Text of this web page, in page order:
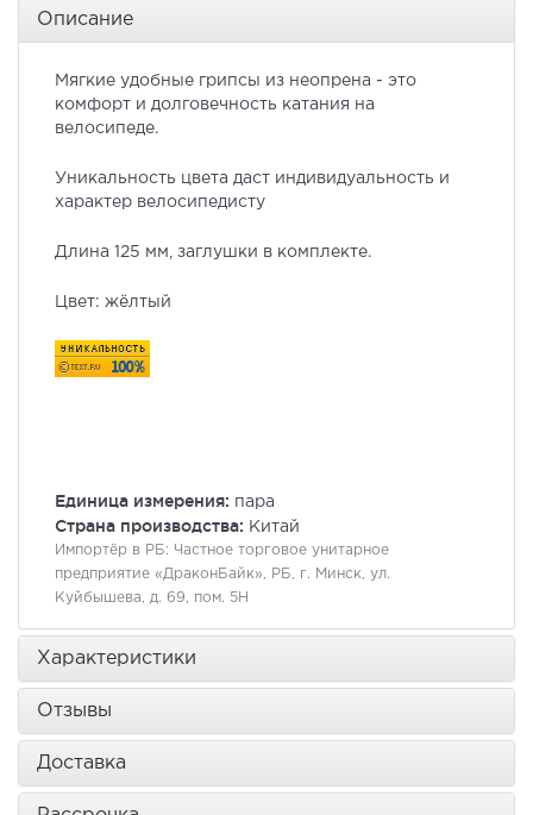
Описание
Мягкие удобные грипсы из неопрена - это
комфорт и долговечность катания на
велосипеде.
Уникальность цвета даст индивидуальность и
характер велосипедисту
Длина 125 мм, заглушки в комплекте.
Цвет: жёлтый
Единица измерения: пара
Страна производства: Китай
Импортёр в РБ: Частное торговое унитарное
предприятие «ДраконБайк», РБ, г. Минск, ул.
Куйбышева, д. 69, пом. 5Н
Характеристики
Отзывы
Доставка